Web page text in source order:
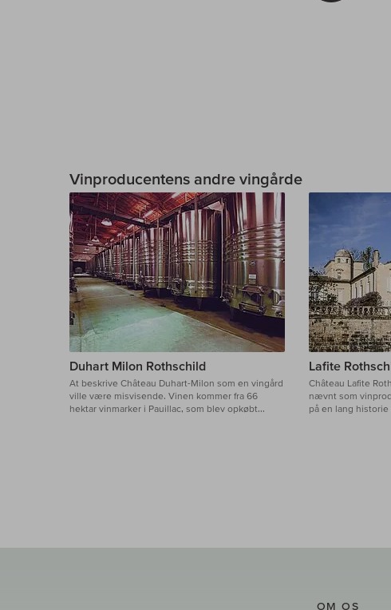
Vinproducentens andre vingårde
Duhart Milon Rothschild
At beskrive Château Duhart-Milon som en vingård
ville være misvisende. Vinen kommer fra 66
hektar vinmarker i Pauillac, som blev opkøbt...
Lafite
Château Lafite
nævnt som
på en lang historie
OM OS